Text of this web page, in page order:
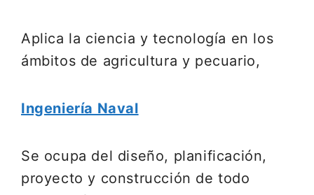
Aplica la ciencia y tecnología en los
ámbitos de agricultura y pecuario,
Ingeniería Naval
Se ocupa del diseño, planificación,
proyecto y construcción de todo